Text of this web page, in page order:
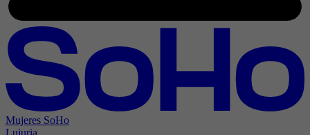
Mujeres SoHo
Lujuria